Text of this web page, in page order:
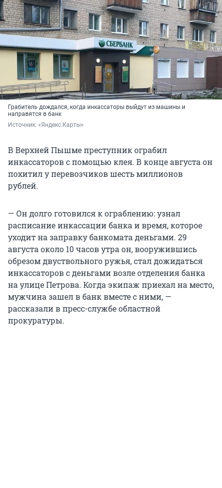
Грабитель дождался, когда инкассаторы выйдут из машины и
направятся в банк
Источник: «Яндекс.Карты»
В Верхней Пышме преступник ограбил
инкассаторов с помощью клея. В конце августа он
похитил у перевозчиков шесть миллионов
рублей.
— Он долго готовился к ограблению: узнал
расписание инкассации банка и время, которое
уходит на заправку банкомата деньгами. 29
августа около 10 часов утра он, вооружившись
обрезом двуствольного ружья, стал дожидаться
инкассаторов с деньгами возле отделения банка
на улице Петрова. Когда экипаж приехал на место,
мужчина зашел в банк вместе с ними, —
рассказали в пресс-службе областной
прокуратуры.